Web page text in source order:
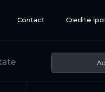
Contact Credite